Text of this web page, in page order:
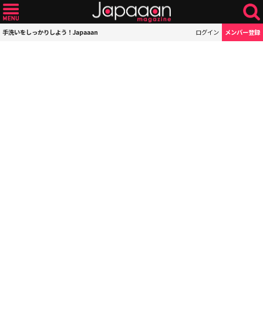
手洗いをしっかりしよう！Japaaan ログイン メンバー登録